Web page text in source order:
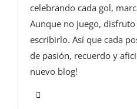
celebrando cada gol,
Aunque no juego,
escribirlo. Así que cada
de pasión, recuerdo y
nuevo blog!